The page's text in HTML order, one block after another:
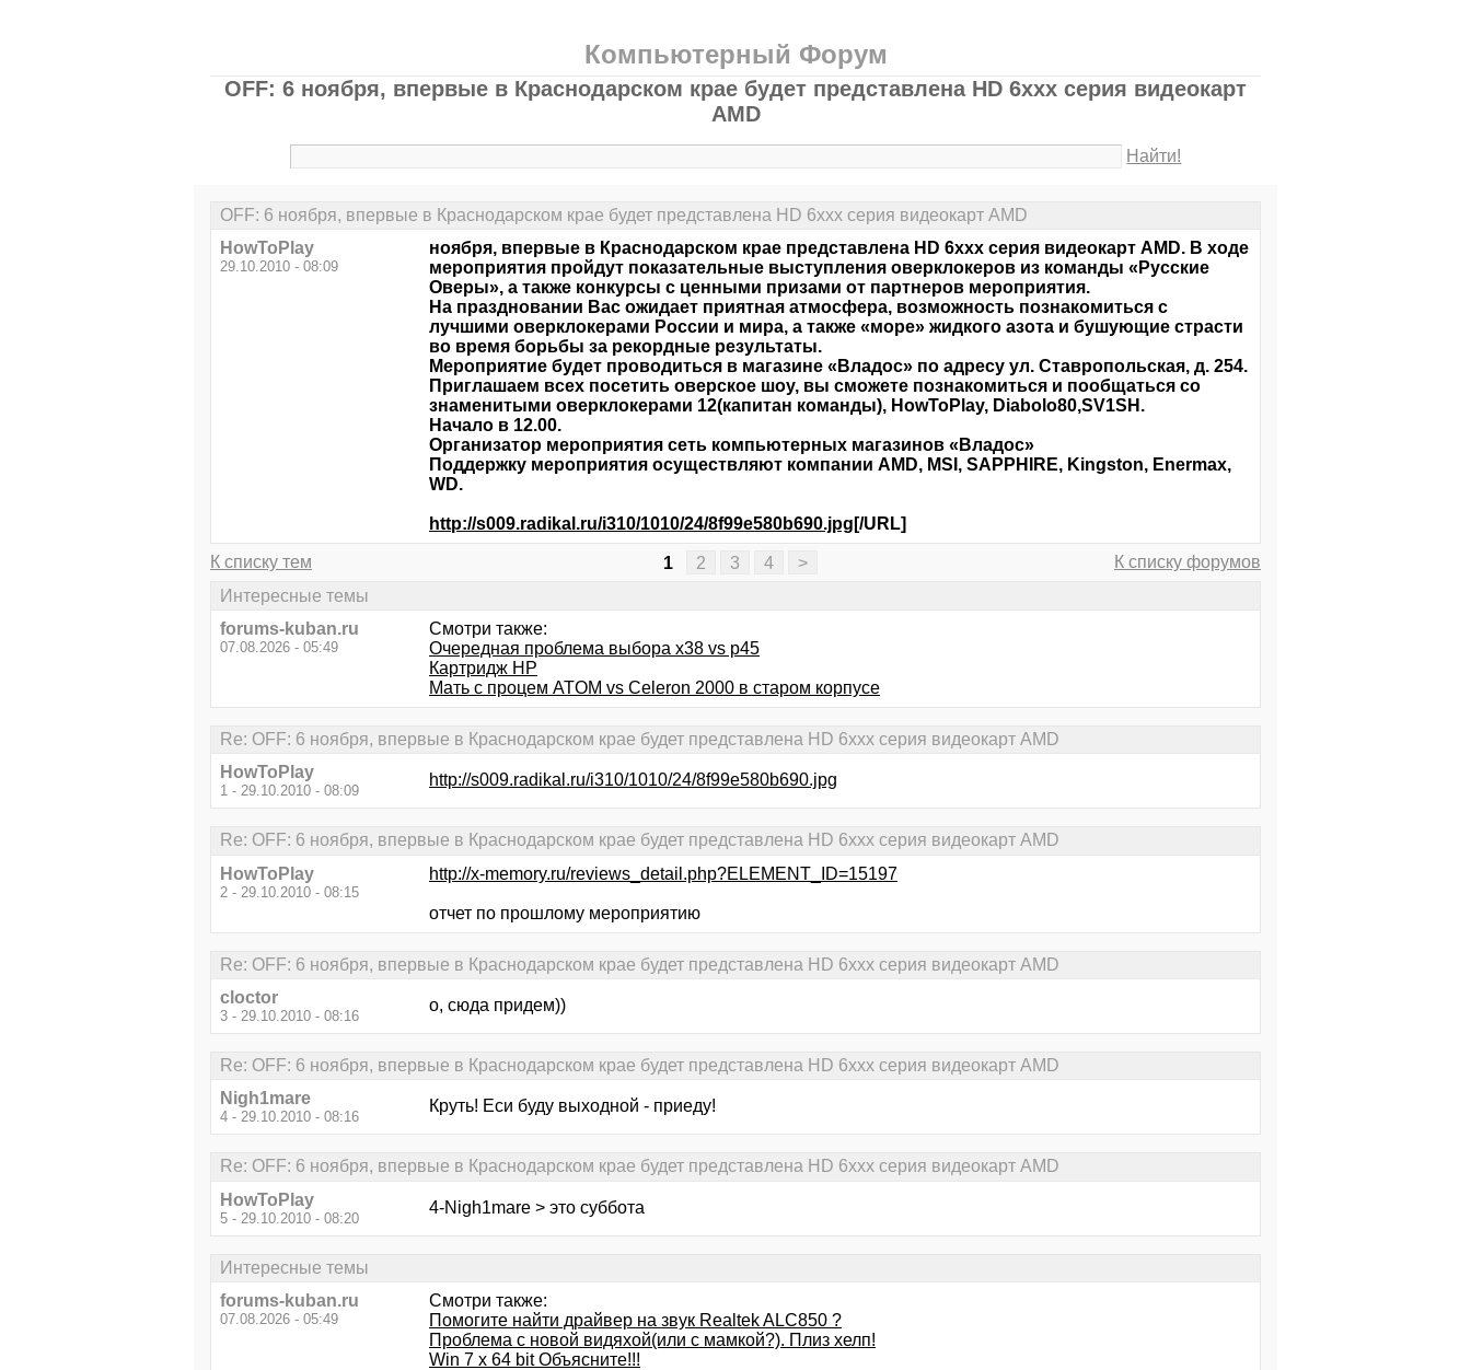
Компьютерный Форум
OFF: 6 ноября, впервые в Краснодарском крае будет представлена HD 6xxx серия видеокарт
AMD
Найти!
OFF: 6 ноября, впервые в Краснодарском крае будет представлена HD 6xxx серия видеокарт AMD
HowToPlay
29.10.2010 - 08:09
ноября, впервые в Краснодарском крае представлена HD 6xxx серия видеокарт AMD. В ходе
мероприятия пройдут показательные выступления оверклокеров из команды «Русские
Оверы», а также конкурсы с ценными призами от партнеров мероприятия.
На праздновании Вас ожидает приятная атмосфера, возможность познакомиться с
лучшими оверклокерами России и мира, а также «море» жидкого азота и бушующие страсти
во время борьбы за рекордные результаты.
Мероприятие будет проводиться в магазине «Владос» по адресу ул. Ставропольская, д. 254.
Приглашаем всех посетить оверское шоу, вы сможете познакомиться и пообщаться со
знаменитыми оверклокерами 12(капитан команды), HowToPlay, Diabolo80,SV1SH.
Начало в 12.00.
Организатор мероприятия сеть компьютерных магазинов «Владос»
Поддержку мероприятия осуществляют компании AMD, MSI, SAPPHIRE, Kingston, Enermax,
WD.
http://s009.radikal.ru/i310/1010/24/8f99e580b690.jpg [/URL]
К списку тем 1 2 3 4 >
К списку форумов
Интересные темы
forums-kuban.ru
07.08.2026 - 05:49
Смотри также:
Очередная проблема выбора х38 vs р45
Картридж HP
Мать с процем ATOM vs Celeron 2000 в старом корпусе
Re: OFF: 6 ноября, впервые в Краснодарском крае будет представлена HD 6xxx серия видеокарт AMD
HowToPlay
1 - 29.10.2010 - 08:09
http://s009.radikal.ru/i310/1010/24/8f99e580b690.jpg
Re: OFF: 6 ноября, впервые в Краснодарском крае будет представлена HD 6xxx серия видеокарт AMD
HowToPlay
2 - 29.10.2010 - 08:15
http://x-memory.ru/reviews_detail.php?ELEMENT_ID=15197
отчет по прошлому мероприятию
Re: OFF: 6 ноября, впервые в Краснодарском крае будет представлена HD 6xxx серия видеокарт AMD
cloctor
3 - 29.10.2010 - 08:16
о, сюда придем))
Re: OFF: 6 ноября, впервые в Краснодарском крае будет представлена HD 6xxx серия видеокарт AMD
Nigh1mare
4 - 29.10.2010 - 08:16
Круть! Еси буду выходной - приеду!
Re: OFF: 6 ноября, впервые в Краснодарском крае будет представлена HD 6xxx серия видеокарт AMD
HowToPlay
5 - 29.10.2010 - 08:20
4-Nigh1mare > это суббота
Интересные темы
forums-kuban.ru
07.08.2026 - 05:49
Смотри также:
Помогите найти драйвер на звук Realtek ALC850 ?
Проблема с новой видяхой(или с мамкой?). Плиз хелп!
Win 7 x 64 bit Объясните!!!